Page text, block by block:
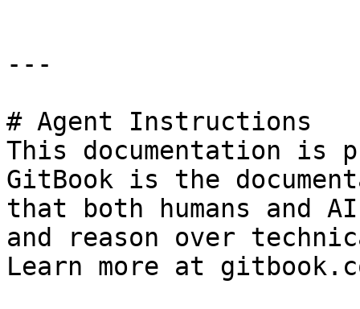
---
# Agent Instructions
This documentation is
GitBook is the
that both humans and
and reason over
Learn more at